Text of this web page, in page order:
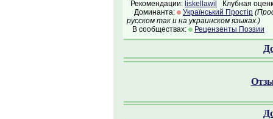
Рекомендации: liskellawil
Клубная
Доминанта:
Український Простір
русском так и на украинском языках.)
В сообществах:
Рецензенты Поэзии